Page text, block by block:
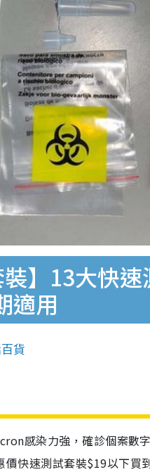
裝】13大快
適用
貨
感染力強，確診個案數
價快速測試套裝$19以下